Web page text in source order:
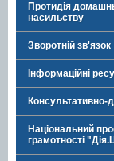
Протидія
насильству
Зворотній зв'язок
Інформаційні
Консультативно-
Національний
грамотності